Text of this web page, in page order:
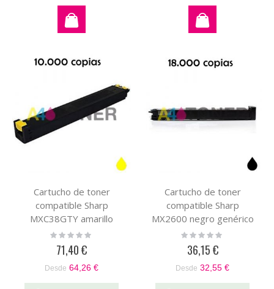
Cartucho de toner
compatible Sharp
MXC38GTY amarillo
genérico con el toner
original MXC310Y MX-
C38GTY
Rating:
71,40 €
Desde 64,26 €
Cartucho de toner
compatible Sharp
MX2600 negro genérico
con el toner original
MX31GTBA
Rating:
36,15 €
Desde 32,55 €